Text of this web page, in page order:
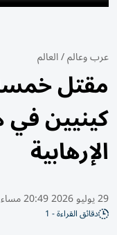
عرب وعالم/العالم
مقتل
كينيين
الإرهابية
29 يوليو 2026 20:49 مساء
دقائق القراءة - 1